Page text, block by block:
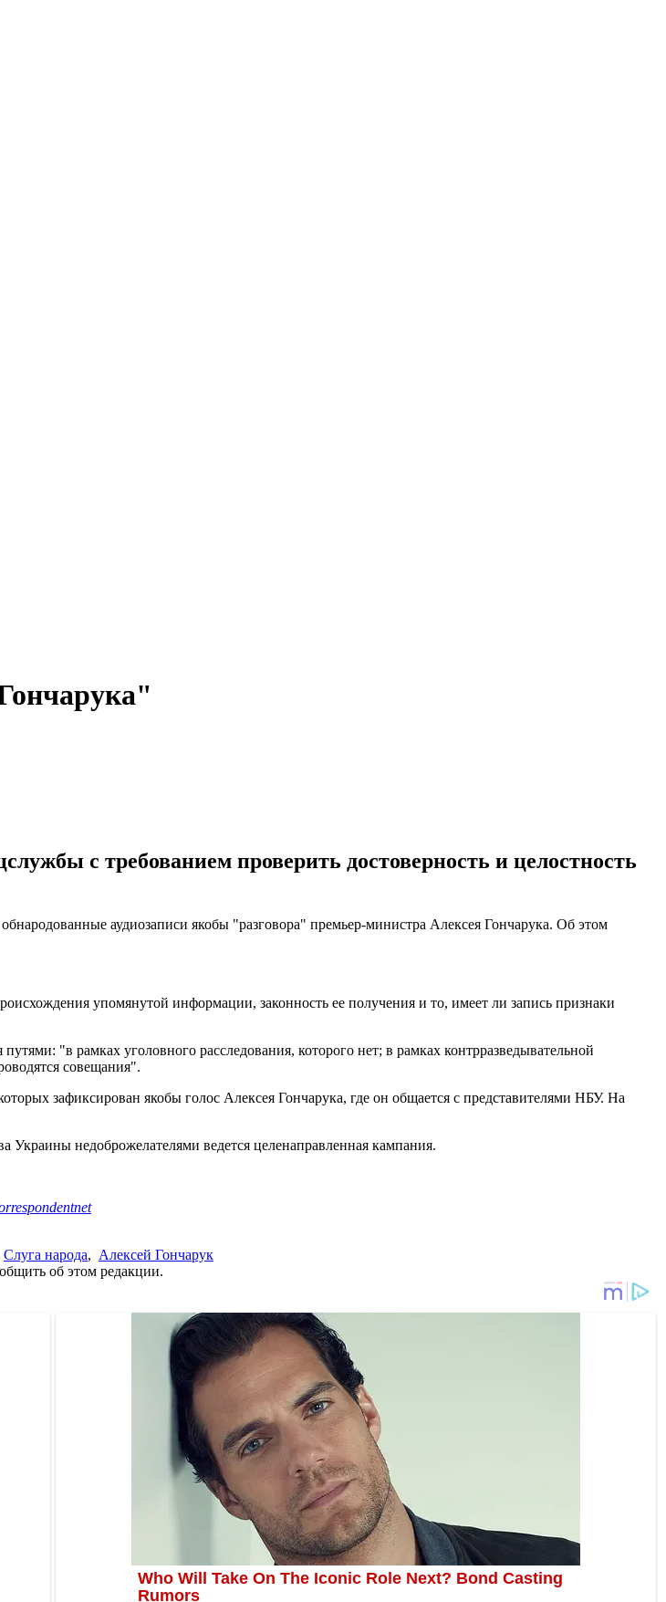
с требованием проверить достоверность и целостность
аудиозаписи якобы "разговора" премьер-министра Алексея Гончарука. Об этом
упомянутой информации, законность ее получения и то, имеет ли запись признаки
"в рамках уголовного расследования, которого нет; в рамках контрразведывательной
совещания".
зафиксирован якобы голос Алексея Гончарука, где он общается с представителями НБУ. На
Украины недоброжелателями ведется целенаправленная кампания.
Слуга народа, Алексей Гончарук
об этом редакции.